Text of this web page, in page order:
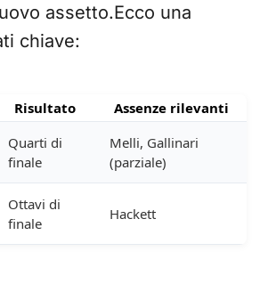
assetto.Ecco una
chiave:
Risultato
Assenze rilevanti
Quarti di
finale
Melli, Gallinari
(parziale)
Ottavi di
finale
Hackett